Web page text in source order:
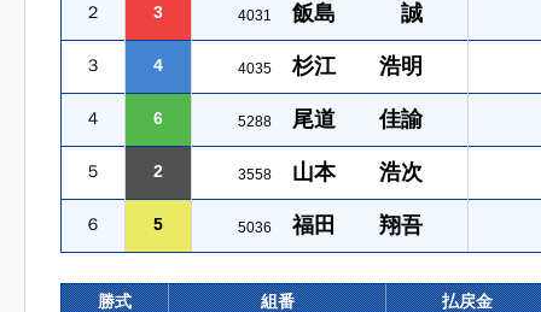
２ 3 4031 飯島 誠
３ 4 4035 杉江 浩明
４ 6 5288 尾道 佳諭
５ 2 3558 山本 浩次
６ 5 5036 福田 翔吾
勝式 組番 払戻金